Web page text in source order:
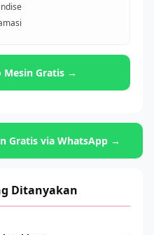
Mesin Gratis →
Gratis via WhatsApp →
Ditanyakan